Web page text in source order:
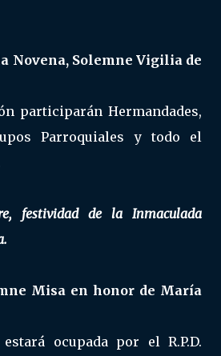
Novena, Solemne Vigilia de
participarán Hermandades,
Parroquiales y todo el
festividad de la Inmaculada
Misa en honor de María
ocupada por el R.P.D.